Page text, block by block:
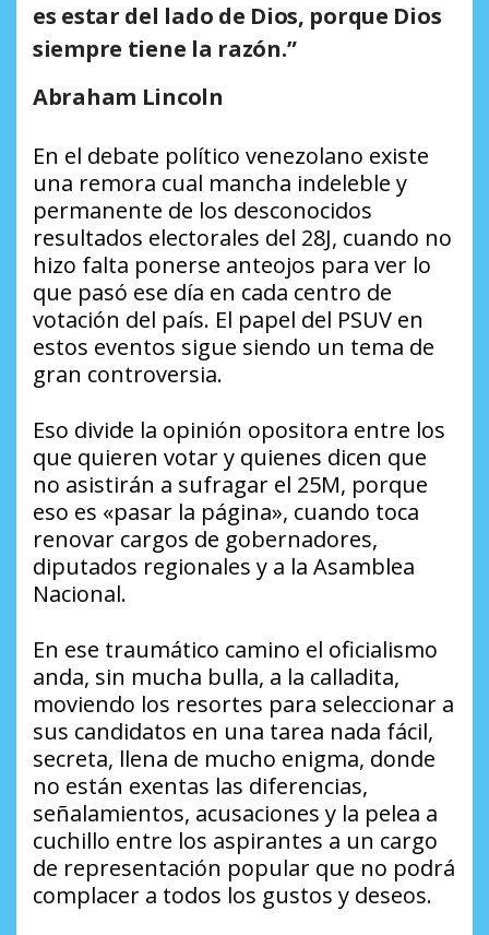
es estar del lado de Dios, porque Dios
siempre tiene la razón.”
Abraham Lincoln
En el debate político venezolano existe
una remora cual mancha indeleble y
permanente de los desconocidos
resultados electorales del 28J, cuando no
hizo falta ponerse anteojos para ver lo
que pasó ese día en cada centro de
votación del país. El papel del PSUV en
estos eventos sigue siendo un tema de
gran controversia.
Eso divide la opinión opositora entre los
que quieren votar y quienes dicen que
no asistirán a sufragar el 25M, porque
eso es «pasar la página», cuando toca
renovar cargos de gobernadores,
diputados regionales y a la Asamblea
Nacional.
En ese traumático camino el oficialismo
anda, sin mucha bulla, a la calladita,
moviendo los resortes para seleccionar a
sus candidatos en una tarea nada fácil,
secreta, llena de mucho enigma, donde
no están exentas las diferencias,
señalamientos, acusaciones y la pelea a
cuchillo entre los aspirantes a un cargo
de representación popular que no podrá
complacer a todos los gustos y deseos.